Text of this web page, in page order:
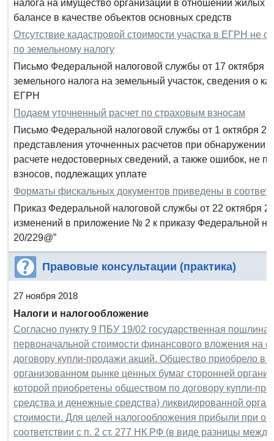
налога на имущество организаций в отношении
балансе в качестве объектов основных средств
Отсутствие кадастровой стоимости участка в ЕГРН не
по земельному налогу
Письмо Федеральной налоговой службы от 17 октября
земельного налога на земельный участок, сведения о
ЕГРН
Подаем уточненный расчет по страховым взносам
Письмо Федеральной налоговой службы от 1 октября
представления уточненных расчетов при
расчете недостоверных сведений, а также ошибок, не
взносов, подлежащих уплате
Форматы фискальных документов приведены в
Приказ Федеральной налоговой службы от 22 октября
изменений в приложение № 2 к приказу Федеральной
20/229@”
Правовые консультации (практика)
27 ноября 2018
Налоги и налогообложение
Согласно пункту 9 ПБУ 19/02 государственная
первоначальной стоимости финансового вложения на
договору купли-продажи акций. Общество приобрело в
организованном рынке ценных бумаг сторонней
которой приобретены обществом по договору купли-
средства и денежные средства) ликвидированной
стоимости. Для целей налогообложения прибыли при
соответствии с п. 2 ст. 277 НК РФ (в виде разницы